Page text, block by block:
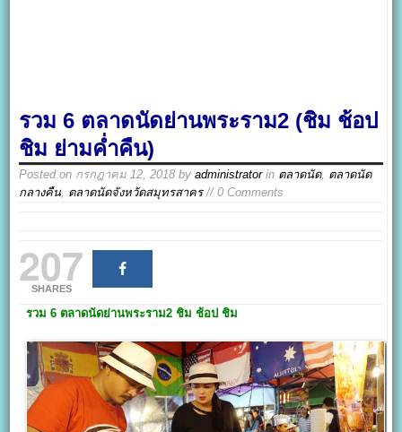
รวม 6 ตลาดนัดย่านพระราม2 (ชิม ช้อป
ชิม ย่ามค่ำคืน)
Posted on กรกฎาคม 12, 2018 byadministratorin ตลาดนัด, ตลาดนัด
กลางคืน, ตลาดนัดจังหวัดสมุทรสาคร// 0 Comments
207
SHARES
รวม 6 ตลาดนัดย่านพระราม2 ชิม ช้อป ชิม